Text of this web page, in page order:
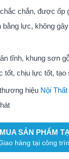
chắn, được ốp
bằng lực, không
tĩnh, khung sơn
tốt, chịu lực tốt, tạo
hiệu Nội
SẢN PHẨM
hàng tại công